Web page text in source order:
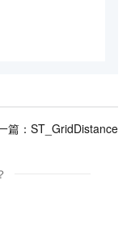
篇： ST_GridDistance